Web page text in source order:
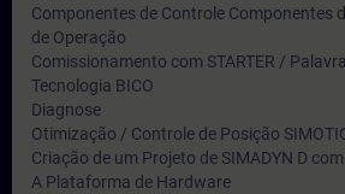
Componentes de Controle Componentes
de Operação
Comissionamento com STARTER /
Tecnologia BICO
Diagnose
Otimização / Controle de Posição
Criação de um Projeto de SIMADYN D com
A Plataforma de Hardware